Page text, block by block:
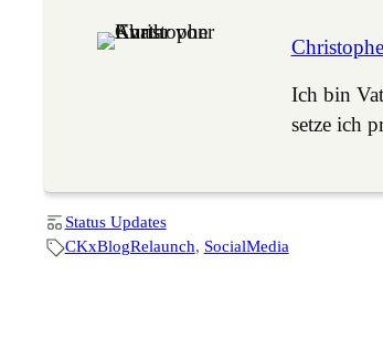
Ich bin
setze ich
Status Updates
CKxBlogRelaunch, SocialMedia